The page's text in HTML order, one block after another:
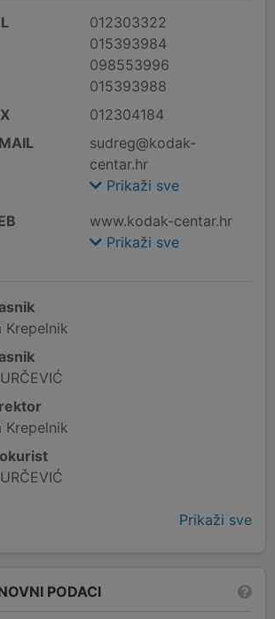
012303322
015393984
098553996
015393988
012304184
sudreg@kodak-
centar.hr
Prikaži sve
www.kodak-centar.hr
Prikaži sve
Krepelnik
Krepelnik
Prikaži sve
PODACI